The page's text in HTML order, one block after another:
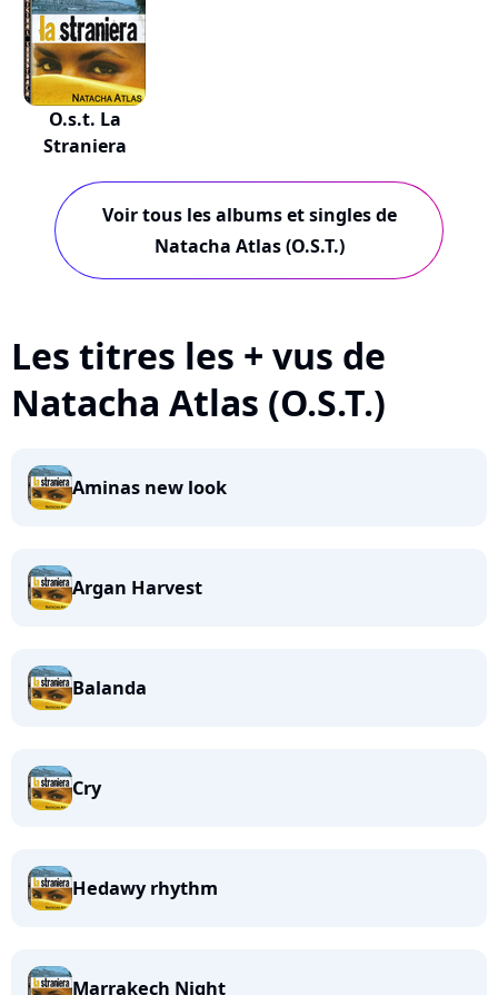
O.s.t. La
Straniera
Voir tous les albums et singles de
Natacha Atlas (O.S.T.)
Les titres les + vus de
Natacha Atlas (O.S.T.)
Aminas new look
Argan Harvest
Balanda
Cry
Hedawy rhythm
Marrakech Night